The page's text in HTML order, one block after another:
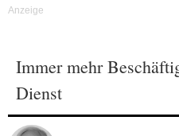
Immer mehr
Dienst